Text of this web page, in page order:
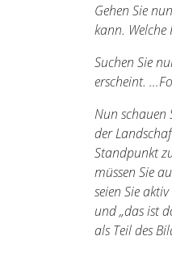
Gehen Sie
kann. Welche
Suchen Sie
erscheint.
Nun schauen
der
Standpunkt
müssen Sie
seien Sie
und „das ist
als Teil des